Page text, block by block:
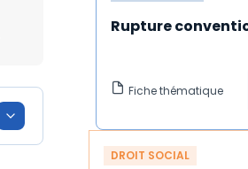
Rupture
Fiche thématique
DROIT SOCIAL